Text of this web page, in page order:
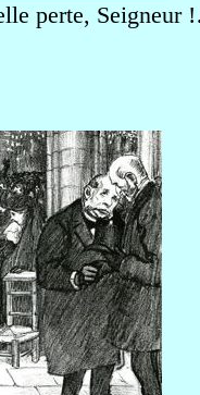
perte, Seigneur